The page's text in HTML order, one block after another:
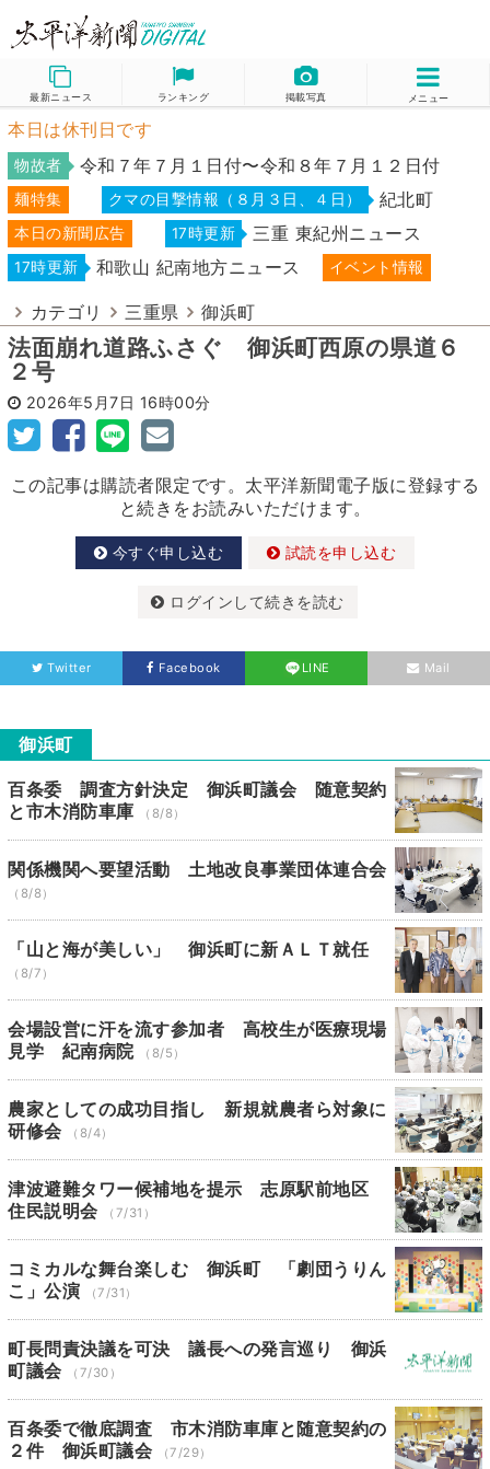
最新ニュース ランキング 掲載写真 メニュー
本日は休刊日です
物故者 令和７年７月１日付〜令和８年７月１２日付
麺特集 クマの目撃情報（８月３日、４日） 紀北町
本日の新聞広告 17時更新 三重 東紀州ニュース
17時更新 和歌山 紀南地方ニュース イベント情報
カテゴリ 三重県 御浜町
法面崩れ道路ふさぐ 御浜町西原の県道６
２号
2026年5月7日 16時00分
この記事は購読者限定です。太平洋新聞電子版に登録する
と続きをお読みいただけます。
今すぐ申し込む 試読を申し込む
ログインして続きを読む
Twitter Facebook LINE Mail
御浜町
百条委 調査方針決定 御浜町議会 随意契約
と市木消防車庫
（8/8）
関係機関へ要望活動 土地改良事業団体連合会
（8/8）
「山と海が美しい」 御浜町に新ＡＬＴ就任
（8/7）
会場設営に汗を流す参加者 高校生が医療現場
見学 紀南病院
（8/5）
農家としての成功目指し 新規就農者ら対象に
研修会
（8/4）
津波避難タワー候補地を提示 志原駅前地区
住民説明会
（7/31）
コミカルな舞台楽しむ 御浜町 「劇団うりん
こ」公演
（7/31）
町長問責決議を可決 議長への発言巡り 御浜
町議会
（7/30）
百条委で徹底調査 市木消防車庫と随意契約の
２件 御浜町議会
（7/29）